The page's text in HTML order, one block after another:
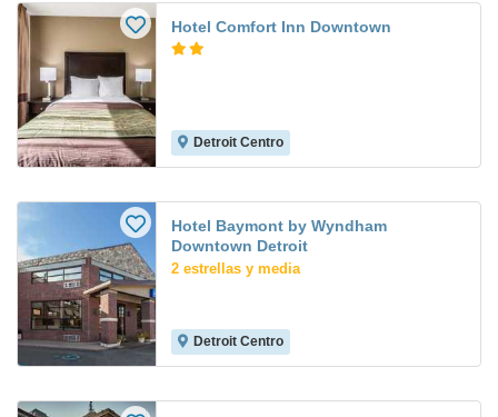
Hotel Comfort Inn Downtown
Detroit Centro
Hotel Baymont by Wyndham
Downtown Detroit
2 estrellas y media
Detroit Centro